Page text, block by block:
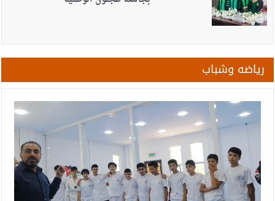
إدارة الترخيص تطلق خدمة حجز مواعيد الفحص العملي إلكترونيا اعتبارا
الإسرائيلية
أجواء صيفية عادية في أغلب المناطق حتى الأحد
رياضه وشباب